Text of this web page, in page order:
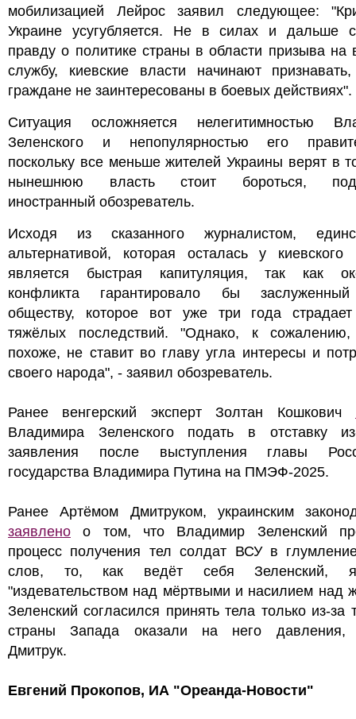
мобилизацией Лейрос заявил следующее:
Украине усугубляется. Не в силах и дальше
правду о политике страны в области призыва на
службу, киевские власти начинают
граждане не заинтересованы в боевых действиях".
Ситуация осложняется нелегитимностью
Зеленского и непопулярностью его
поскольку все меньше жителей Украины верят в
нынешнюю власть стоит бороться,
иностранный обозреватель.
Исходя из сказанного журналистом,
альтернативой, которая осталась у киевского
является быстрая капитуляция, так как
конфликта гарантировало бы
обществу, которое вот уже три года
тяжёлых последствий. "Однако, к
похоже, не ставит во главу угла интересы и
своего народа", - заявил обозреватель.
Ранее венгерский эксперт Золтан Кошкович
Владимира Зеленского подать в отставку
заявления после выступления главы
государства Владимира Путина на ПМЭФ-2025.
Ранее Артёмом Дмитруком, украинским
заявлено о том, что Владимир Зеленский
процесс получения тел солдат ВСУ в
слов, то, как ведёт себя Зеленский,
"издевательством над мёртвыми и насилием над
Зеленский согласился принять тела только из-за
страны Запада оказали на него давления,
Дмитрук.
Евгений Прокопов, ИА "Ореанда-Новости"